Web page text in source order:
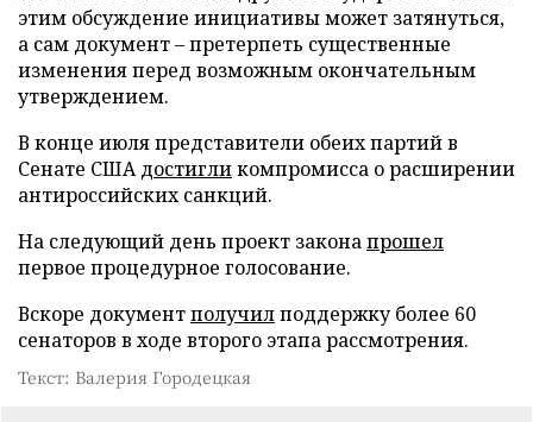
этим обсуждение инициативы может затянуться,
а сам документ – претерпеть существенные
изменения перед возможным окончательным
утверждением.
В конце июля представители обеих партий в
Сенате СШАдостигликомпромисса о расширении
антироссийских санкций.
На следующий день проект законапрошел
первое процедурное голосование.
Вскоре документполучилподдержку более 60
сенаторов в ходе второго этапа рассмотрения.
Текст: Валерия Городецкая